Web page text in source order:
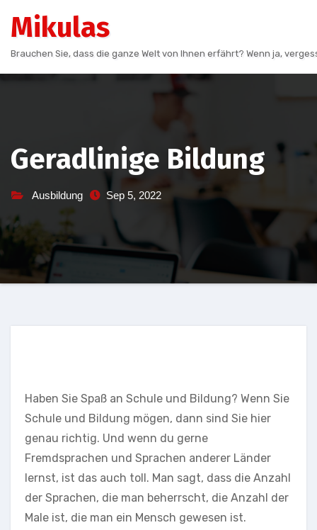
content
Mikulas
Brauchen Sie, dass die ganze Welt von Ihnen erfährt? Wenn ja,
Geradlinige Bildung
Ausbildung Sep 5, 2022
Haben Sie Spaß an Schule und Bildung? Wenn Sie
Schule und Bildung mögen, dann sind Sie hier
genau richtig. Und wenn du gerne
Fremdsprachen und Sprachen anderer Länder
lernst, ist das auch toll. Man sagt, dass die Anzahl
der Sprachen, die man beherrscht, die Anzahl der
Male ist, die man ein Mensch gewesen ist.